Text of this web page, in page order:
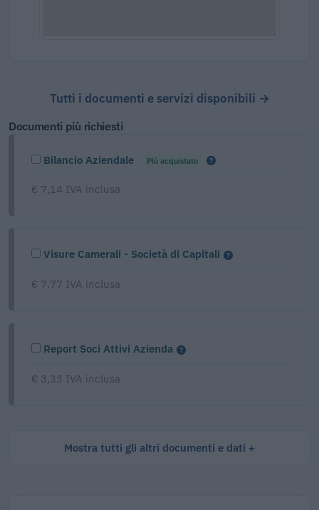
Tutti i documenti e servizi disponibili →
Documenti più richiesti
Bilancio Aziendale Più acquistato
€ 7,14 IVA inclusa
Visure Camerali - Società di Capitali
€ 7,77 IVA inclusa
Report Soci Attivi Azienda
€ 3,33 IVA inclusa
Mostra tutti gli altri documenti e dati